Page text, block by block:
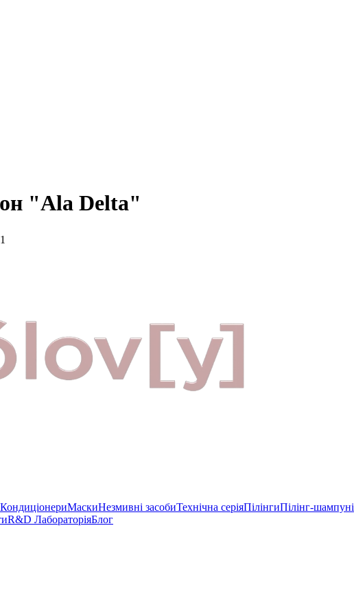
"Ala Delta"
КондиціонериМаскиНезмивні засобиТехнічна серіяПілінгиПілінг-шампуні
R&D ЛабораторіяБлог